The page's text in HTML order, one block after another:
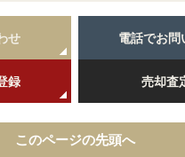
せ 電話でお問
録 売却査
このページの先頭へ